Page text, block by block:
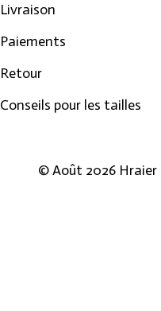
Livraison
Paiements
Retour
Conseils pour les tailles
© Août 2026 Hraier